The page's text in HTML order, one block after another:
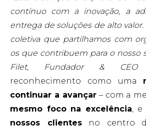
contínuo com a inovação, a
entrega de soluções de alto
coletiva que partilhamos com
os que contribuem para o nosso
Filet, Fundador & CEO
reconhecimento como uma
continuar a avançar– com a
mesmo foco na excelência ,
nossos clientesno centro